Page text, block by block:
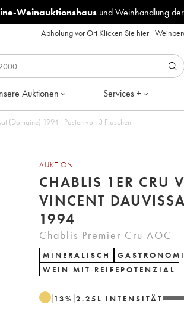
Weinauktionshausund Weinhandlung
Abholung vor Ort Klicken Sie hier|
Auktionen Services +
(Domaine) 1994 - Posten von 3 Flaschen
AUKTION
CHABLIS 1ER CRU
VINCENT
1994
Chablis Premier Cru AOC
MINERALISCH
WEIN MIT REIFEPOTENZIAL
13% 2.25 L INTENSITÄT